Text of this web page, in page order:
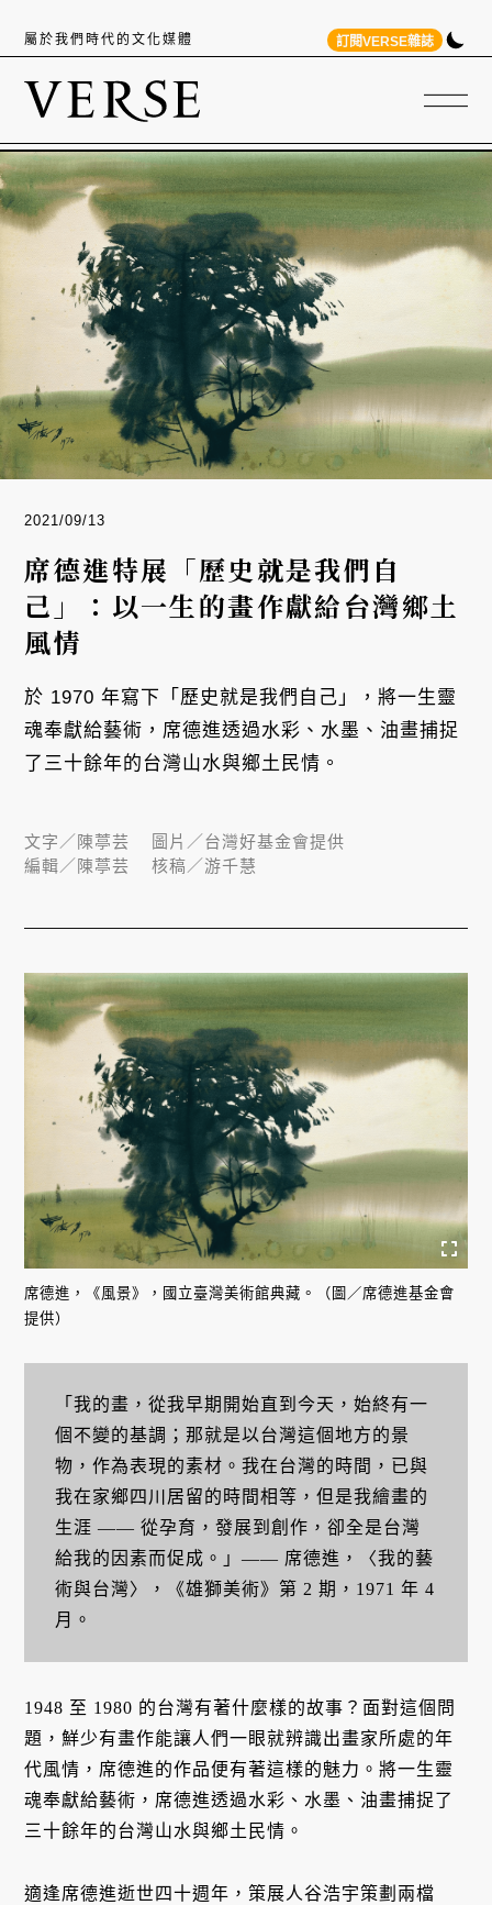
屬於我們時代的文化媒體 訂閱VERSE雜誌
2021/09/13
席德進特展「歷史就是我們自
己」：以一生的畫作獻給台灣鄉土
風情
於 1970 年寫下「歷史就是我們自己」，將一生靈
魂奉獻給藝術，席德進透過水彩、水墨、油畫捕捉
了三十餘年的台灣山水與鄉土民情。
席德進，《風景》，國立臺灣美術館典藏。（圖／席德進基金會
提供）
「我的畫，從我早期開始直到今天，始終有一
個不變的基調；那就是以台灣這個地方的景
物，作為表現的素材。我在台灣的時間，已與
我在家鄉四川居留的時間相等，但是我繪畫的
生涯 —— 從孕育，發展到創作，卻全是台灣
給我的因素而促成。」—— 席德進，〈我的藝
術與台灣〉，《雄獅美術》第 2 期，1971 年 4
月。
1948 至 1980 的台灣有著什麼樣的故事？面對這個問
題，鮮少有畫作能讓人們一眼就辨識出畫家所處的年
代風情，席德進的作品便有著這樣的魅力。將一生靈
魂奉獻給藝術，席德進透過水彩、水墨、油畫捕捉了
三十餘年的台灣山水與鄉土民情。
適逢席德進逝世四十週年，策展人谷浩宇策劃兩檔
文字／ 陳葶芸 圖片／台灣好基金會提供
編輯／ 陳葶芸 核稿／游千慧